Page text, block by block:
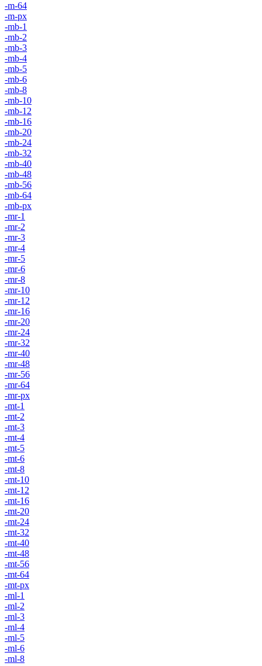
-m-64
-m-px
-mb-1
-mb-2
-mb-3
-mb-4
-mb-5
-mb-6
-mb-8
-mb-10
-mb-12
-mb-16
-mb-20
-mb-24
-mb-32
-mb-40
-mb-48
-mb-56
-mb-64
-mb-px
-mr-1
-mr-2
-mr-3
-mr-4
-mr-5
-mr-6
-mr-8
-mr-10
-mr-12
-mr-16
-mr-20
-mr-24
-mr-32
-mr-40
-mr-48
-mr-56
-mr-64
-mr-px
-mt-1
-mt-2
-mt-3
-mt-4
-mt-5
-mt-6
-mt-8
-mt-10
-mt-12
-mt-16
-mt-20
-mt-24
-mt-32
-mt-40
-mt-48
-mt-56
-mt-64
-mt-px
-ml-1
-ml-2
-ml-3
-ml-4
-ml-5
-ml-6
-ml-8